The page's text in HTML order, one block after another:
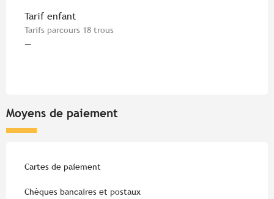
Tarif enfant
Tarifs parcours 18 trous
—
Moyens de paiement
Cartes de paiement
Chèques bancaires et postaux